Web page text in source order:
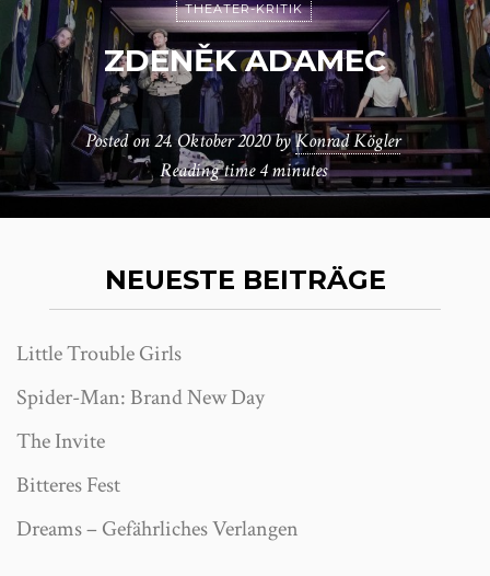
THEATER-KRITIK
ZDENĚK ADAMEC
Posted on24. Oktober 2020byKonrad Kögler
Reading time4 minutes
NEUESTE BEITRÄGE
Little Trouble Girls
Spider-Man: Brand New Day
The Invite
Bitteres Fest
Dreams – Gefährliches Verlangen